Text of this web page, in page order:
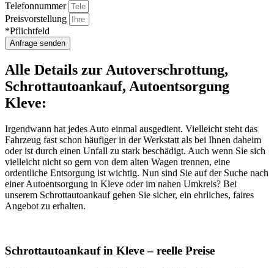
Telefonnummer
Preisvorstellung
*Pflichtfeld
Anfrage senden
Alle Details zur Autoverschrottung,
Schrottautoankauf, Autoentsorgung
Kleve:
Irgendwann hat jedes Auto einmal ausgedient. Vielleicht steht das
Fahrzeug fast schon häufiger in der Werkstatt als bei Ihnen daheim
oder ist durch einen Unfall zu stark beschädigt. Auch wenn Sie sich
vielleicht nicht so gern von dem alten Wagen trennen, eine
ordentliche Entsorgung ist wichtig. Nun sind Sie auf der Suche nach
einer Autoentsorgung in Kleve oder im nahen Umkreis? Bei
unserem Schrottautoankauf gehen Sie sicher, ein ehrliches, faires
Angebot zu erhalten.
Schrottautoankauf in Kleve – reelle Preise